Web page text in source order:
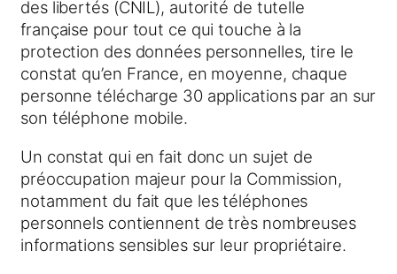
des libertés (CNIL), autorité de tutelle
française pour tout ce qui touche à la
protection des données personnelles, tire le
constat qu’en France, en moyenne, chaque
personne télécharge 30 applications par an sur
son téléphone mobile.
Un constat qui en fait donc un sujet de
préoccupation majeur pour la Commission,
notamment du fait que les téléphones
personnels contiennent de très nombreuses
informations sensibles sur leur propriétaire.